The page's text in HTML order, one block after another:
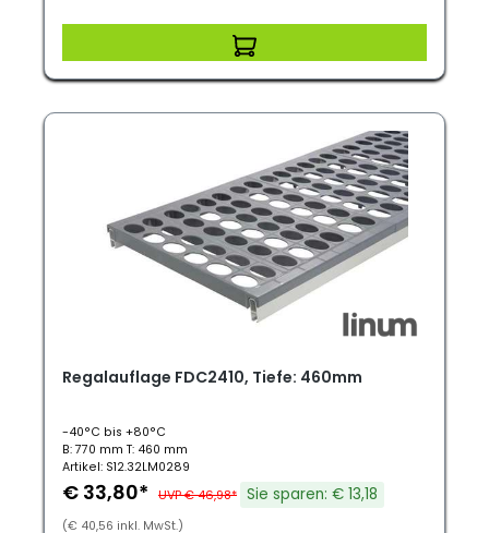
Regalauflage FDC2410, Tiefe: 460mm
-40°C bis +80°C
B: 770 mm T: 460 mm
Artikel: S12.32LM0289
€ 33,80* UVP € 46,98* Sie sparen: € 13,18
(€ 40,56 inkl. MwSt.)